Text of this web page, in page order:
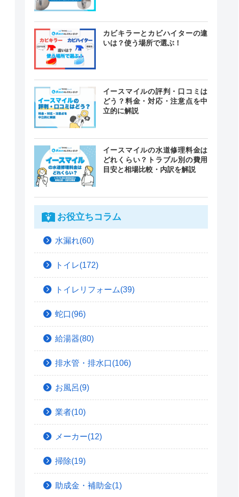
カビキラーとカビハイターの違
いは？使う場所で選ぶ！
イースマイルの評判・口コミは
どう？料金・対応・注意点を中
立的に解説
イースマイルの水道修理料金は
どれくらい？トラブル別の費用
目安と相場比較・内訳を解説
お役立ちコラム
水漏れ(60)
トイレ(172)
トイレリフォーム(39)
蛇口(96)
給湯器(80)
排水管・排水口(106)
お風呂(9)
業者(10)
メーカー(12)
掃除(19)
助成金・補助金(1)